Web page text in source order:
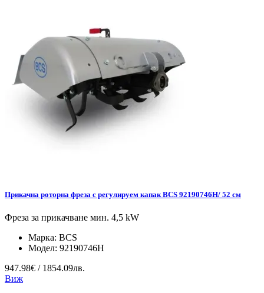
Прикачна роторна фреза с регулируем капак BCS 92190746H/ 52 см
Фреза за прикачване мин. 4,5 kW
Марка: BCS
Модел: 92190746H
947.98€ / 1854.09лв.
Виж